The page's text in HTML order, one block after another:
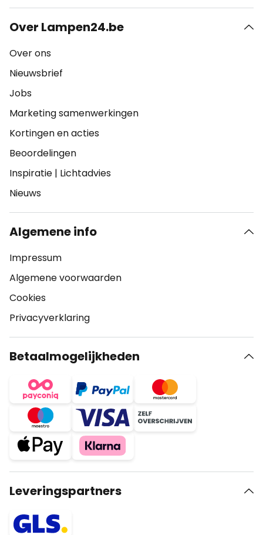
Over Lampen24.be
Over ons
Nieuwsbrief
Jobs
Marketing samenwerkingen
Kortingen en acties
Beoordelingen
Inspiratie | Lichtadvies
Nieuws
Algemene info
Impressum
Algemene voorwaarden
Cookies
Privacyverklaring
Betaalmogelijkheden
Leveringspartners